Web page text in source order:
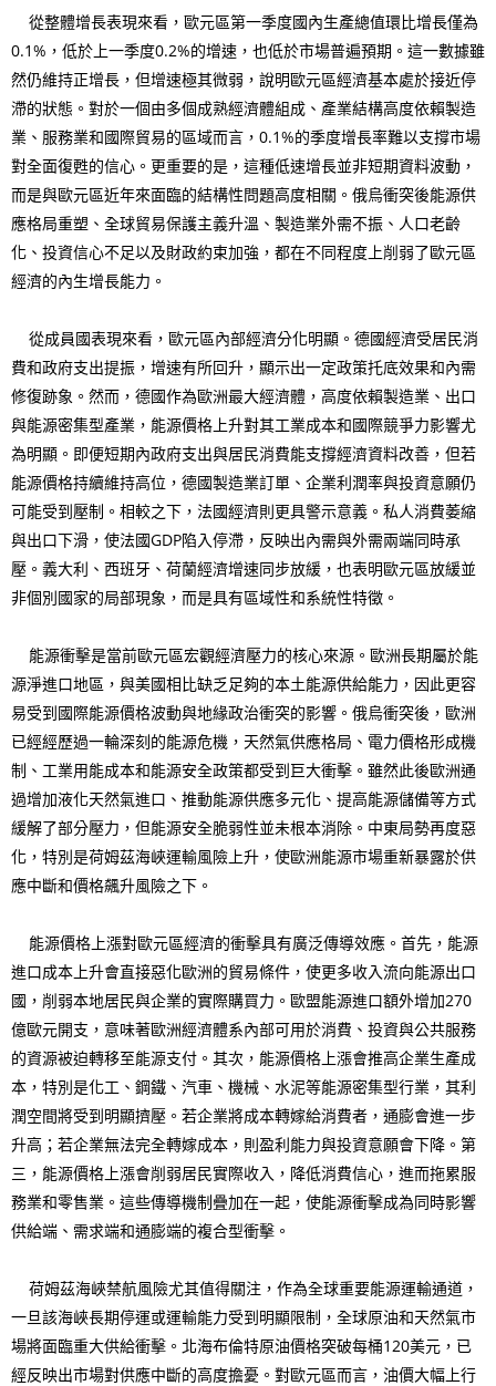
從整體增長表現來看，歐元區第一季度國內生產總值環比增長僅為
0.1%，低於上一季度0.2%的增速，也低於市場普遍預期。這一數據雖
然仍維持正增長，但增速極其微弱，說明歐元區經濟基本處於接近停
滯的狀態。對於一個由多個成熟經濟體組成、產業結構高度依賴製造
業、服務業和國際貿易的區域而言，0.1%的季度增長率難以支撐市場
對全面復甦的信心。更重要的是，這種低速增長並非短期資料波動，
而是與歐元區近年來面臨的結構性問題高度相關。俄烏衝突後能源供
應格局重塑、全球貿易保護主義升溫、製造業外需不振、人口老齡
化、投資信心不足以及財政約束加強，都在不同程度上削弱了歐元區
經濟的內生增長能力。
從成員國表現來看，歐元區內部經濟分化明顯。德國經濟受居民消
費和政府支出提振，增速有所回升，顯示出一定政策托底效果和內需
修復跡象。然而，德國作為歐洲最大經濟體，高度依賴製造業、出口
與能源密集型產業，能源價格上升對其工業成本和國際競爭力影響尤
為明顯。即便短期內政府支出與居民消費能支撐經濟資料改善，但若
能源價格持續維持高位，德國製造業訂單、企業利潤率與投資意願仍
可能受到壓制。相較之下，法國經濟則更具警示意義。私人消費萎縮
與出口下滑，使法國GDP陷入停滯，反映出內需與外需兩端同時承
壓。義大利、西班牙、荷蘭經濟增速同步放緩，也表明歐元區放緩並
非個別國家的局部現象，而是具有區域性和系統性特徵。
能源衝擊是當前歐元區宏觀經濟壓力的核心來源。歐洲長期屬於能
源淨進口地區，與美國相比缺乏足夠的本土能源供給能力，因此更容
易受到國際能源價格波動與地緣政治衝突的影響。俄烏衝突後，歐洲
已經經歷過一輪深刻的能源危機，天然氣供應格局、電力價格形成機
制、工業用能成本和能源安全政策都受到巨大衝擊。雖然此後歐洲通
過增加液化天然氣進口、推動能源供應多元化、提高能源儲備等方式
緩解了部分壓力，但能源安全脆弱性並未根本消除。中東局勢再度惡
化，特別是荷姆茲海峽運輸風險上升，使歐洲能源市場重新暴露於供
應中斷和價格飆升風險之下。
能源價格上漲對歐元區經濟的衝擊具有廣泛傳導效應。首先，能源
進口成本上升會直接惡化歐洲的貿易條件，使更多收入流向能源出口
國，削弱本地居民與企業的實際購買力。歐盟能源進口額外增加270
億歐元開支，意味著歐洲經濟體系內部可用於消費、投資與公共服務
的資源被迫轉移至能源支付。其次，能源價格上漲會推高企業生產成
本，特別是化工、鋼鐵、汽車、機械、水泥等能源密集型行業，其利
潤空間將受到明顯擠壓。若企業將成本轉嫁給消費者，通膨會進一步
升高；若企業無法完全轉嫁成本，則盈利能力與投資意願會下降。第
三，能源價格上漲會削弱居民實際收入，降低消費信心，進而拖累服
務業和零售業。這些傳導機制疊加在一起，使能源衝擊成為同時影響
供給端、需求端和通膨端的複合型衝擊。
荷姆茲海峽禁航風險尤其值得關注，作為全球重要能源運輸通道，
一旦該海峽長期停運或運輸能力受到明顯限制，全球原油和天然氣市
場將面臨重大供給衝擊。北海布倫特原油價格突破每桶120美元，已
經反映出市場對供應中斷的高度擔憂。對歐元區而言，油價大幅上行